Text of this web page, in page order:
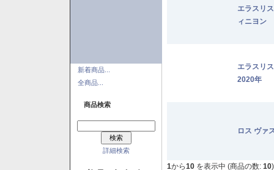
新着商品...
全商品...
商品検索
詳細検索
エラスリ
ィニヨン
エラスリ
2020年
ロス ヴァ
1から10 を表示中 (商品の数: 10)